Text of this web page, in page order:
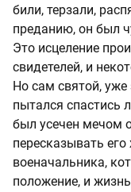
били, терзали,
преданию, он был
Это исцеление
свидетелей, и
Но сам святой, уже
пытался спастись
был усечен мечом
пересказывать его
военачальника,
положение, и